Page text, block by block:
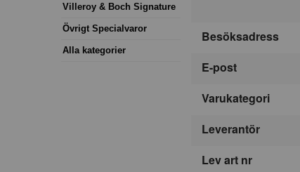
Villeroy & Boch Signature
Övrigt Specialvaror
Alla kategorier
Besöksadress
E-post
Varukategori
Leverantör
Lev art nr